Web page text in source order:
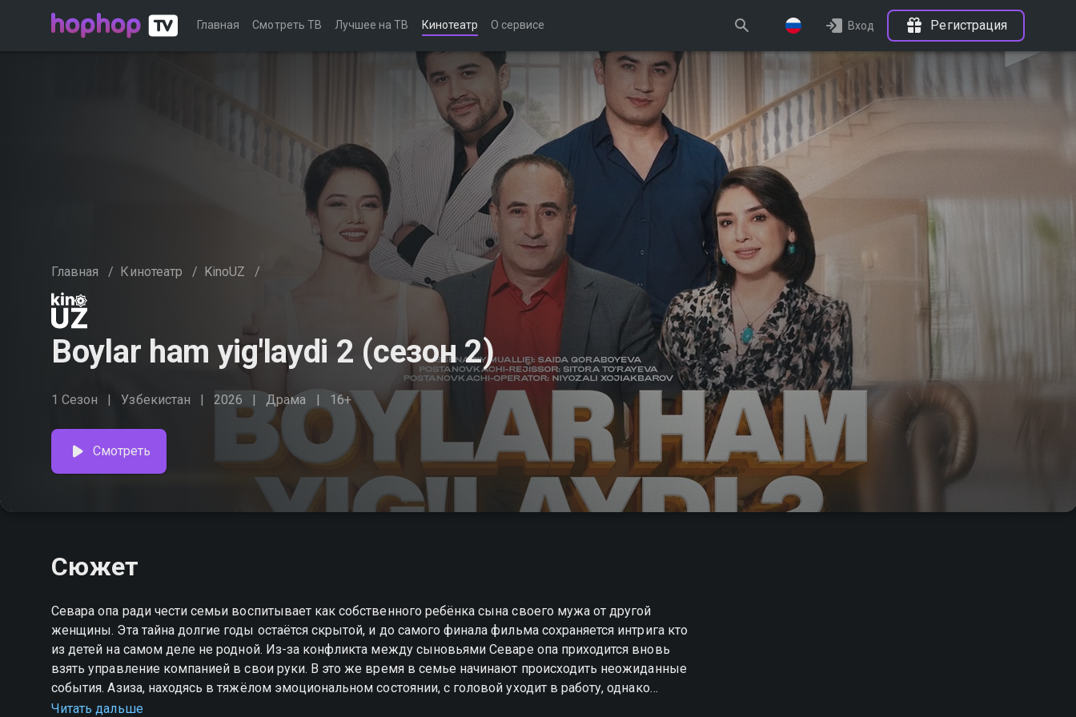
Главная Смотреть ТВ Лучшее на ТВ Кинотеатр О сервисе Вход Регистрация
Главная / Кинотеатр / KinoUZ /
Boylar ham yig'laydi 2 (сезон 2)
1 Сезон Узбекистан 2026 Драма 16+
Смотреть
Сюжет
Севара опа ради чести семьи воспитывает как собственного ребёнка сына своего мужа от другой
женщины. Эта тайна долгие годы остаётся скрытой, и до самого финала фильма сохраняется интрига кто
из детей на самом деле не родной. Из-за конфликта между сыновьями Севаре опа приходится вновь
взять управление компанией в свои руки. В это же время в семье начинают происходить неожиданные
события. Азиза, находясь в тяжёлом эмоциональном состоянии, с головой уходит в работу, однако
постоянные визиты Фарруха выводят её из равновесия. Отправившись в Турцию за новым товаром,
Читать дальше